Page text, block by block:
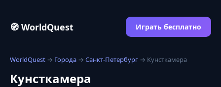
🧭 WorldQuest Играть бесплатно
WorldQuest → Города → Санкт-Петербург → Кунсткамера
Кунсткамера